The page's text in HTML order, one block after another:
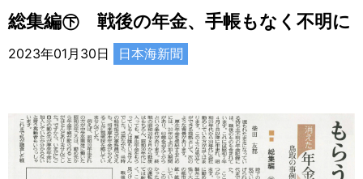
総集編㊦ 戦後の年金、手帳もなく不明に
2023年01月30日 日本海新聞